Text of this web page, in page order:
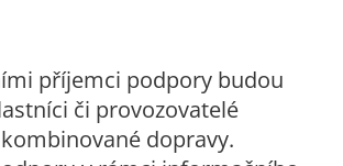
příjemci podpory budou
či provozovatelé
dopravy.